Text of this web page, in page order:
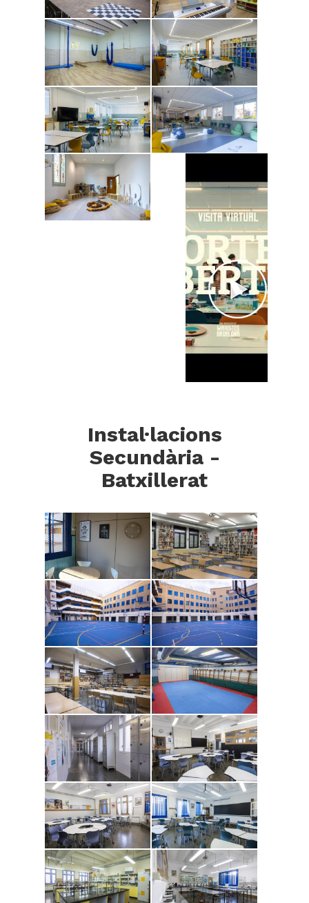
Instal·lacions
Secundària -
Batxillerat